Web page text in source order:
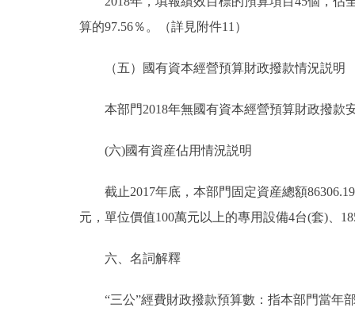
算的97.56％。（詳見附件11）
（五）國有資本經營預算財政撥款情況説明
本部門2018年無國有資本經營預算財政撥款
(六)國有資産佔用情況説明
截止2017年底，本部門固定資産總額86306.19
元，單位價值100萬元以上的專用設備4台(套)、
六、名詞解釋
“三公”經費財政撥款預算數：指本部門當年